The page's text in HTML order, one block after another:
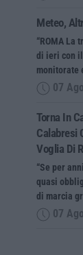
Meteo,
“ROMA La
di ieri con
monitorate
07
Torna In
Calabresi
Voglia Di
“Se per
quasi
di marcia
07